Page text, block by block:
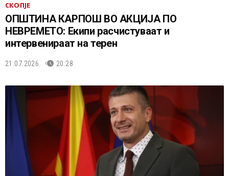
СКОПЈЕ
ОПШТИНА КАРПОШ ВО АКЦИЈА ПО
НЕВРЕМЕТО: Екипи расчистуваат и
интервенираат на терен
21.07.2026. 20:28